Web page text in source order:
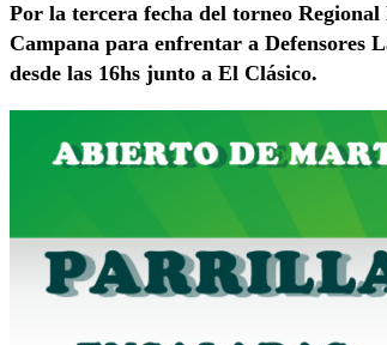
Por la tercera fecha del torneo
Campana para enfrentar a Defensores
desde las 16hs junto a El Clásico.